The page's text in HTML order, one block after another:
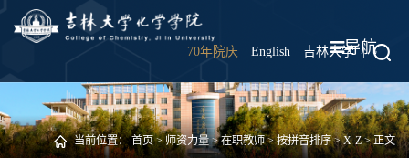
70年院庆 English 吉林大学 |
导航
当前位置：首页>师资力量>在职教师>按拼音排序>X-Z> 正文